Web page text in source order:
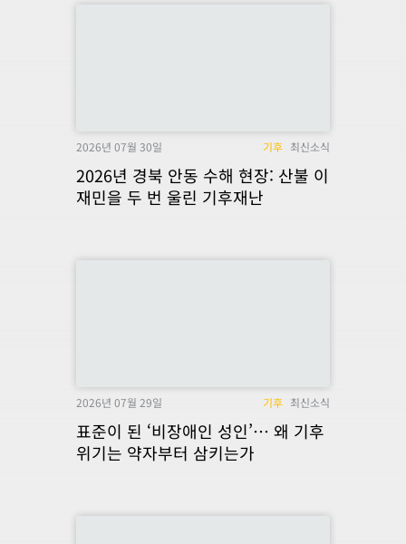
2026년 07월 30일 기후 최신소식
2026년 경북 안동 수해 현장: 산불 이
재민을 두 번 울린 기후재난
2026년 07월 29일 기후 최신소식
표준이 된 ‘비장애인 성인’… 왜 기후
위기는 약자부터 삼키는가